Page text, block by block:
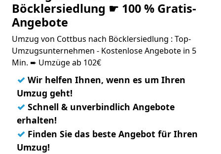
Böcklersiedlung ☛ 100 % Gratis-
Angebote
Umzug von Cottbus nach Böcklersiedlung : Top-
Umzugsunternehmen - Kostenlose Angebote in 5
Min. ➨ Umzüge ab 102€
✓ Wir helfen Ihnen, wenn es um Ihren
Umzug geht!
✓ Schnell & unverbindlich Angebote
erhalten!
✓ Finden Sie das beste Angebot für Ihren
Umzug!